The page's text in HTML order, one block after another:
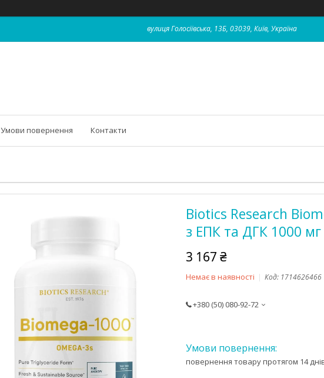
вулиця Голосіївська, 13Б, 03039, Київ, Україна
Умови повернення Контакти
Biotics Research
з ЕПК та ДГК 1000 мг
3 167 ₴
Немає в наявності Код: 1714626466
+380 (50) 080-92-72
повернення товару протягом 14